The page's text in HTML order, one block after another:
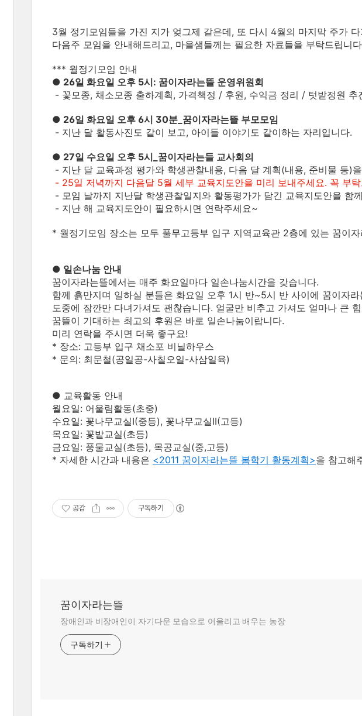
3월 정기모임들을 가진 지가 엊그제 같은데, 또 다시 4월의 마지막 주가
다음주 모임을 안내해드리고, 마을샘들께는 필요한 자료들을 부탁드립니
*** 월정기모임 안내
● 26일 화요일 오후 5시: 꿈이자라는뜰 운영위원회
- 꽃모종, 채소모종 출하계획, 가격책정 / 후원, 수익금 정리 / 텃밭정원
● 26일 화요일 오후 6시 30분_꿈이자라는뜰 부모모임
- 지난 달 활동사진도 같이 보고, 아이들 이야기도 같이하는 자리입니다.
● 27일 수요일 오후 5시_꿈이자라는들 교사회의
- 지난 달 교육과정 평가와 학생관찰내용, 다음 달 계획(내용, 준비물 등)
- 25일 저녁까지 다음달 5월 세부 교육지도안을 미리 보내주세요. 꼭 부
- 모임 날까지 지난달 학생관찰일지와 활동평가가 담긴 교육지도안을 함
- 지난 해 교육지도안이 필요하시면 연락주세요~
* 월정기모임 장소는 모두 풀무고등부 입구 지역교육관 2층에 있는 꿈이
● 일손나눔 안내
꿈이자라는뜰에서는 매주 화요일마다 일손나눔시간을 갖습니다.
함께 흙만지며 일하실 분들은 화요일 오후 1시 반~5시 반 사이에 꿈이자
도중에 잠깐만 다녀가셔도 괜찮습니다. 얼굴만 비추고 가셔도 얼마나 큰
꿈뜰이 기대하는 최고의 후원은 바로 일손나눔이랍니다.
미리 연락을 주시면 더욱 좋구요!
* 장소: 고등부 입구 채소포 비닐하우스
* 문의: 최문철(공일공-사칠오일-사삼일육)
● 교육활동 안내
월요일: 어울림활동(초중)
수요일: 꽃나무교실I(중등), 꽃나무교실II(고등)
목요일: 꽃밭교실(초등)
금요일: 풍물교실(초등), 목공교실(중,고등)
* 자세한 시간과 내용은 <2011 꿈이자라는뜰 봄학기 활동계획>을 참고해
공감 구독하기
꿈이자라는뜰
장애인과 비장애인이 자기다운 모습으로 어울리고 배우는 농장
구독하기